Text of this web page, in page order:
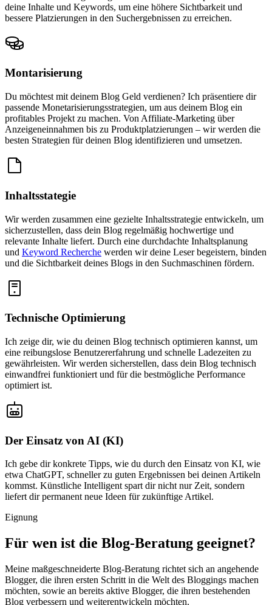
deine Inhalte und Keywords, um eine höhere Sichtbarkeit und
bessere Platzierungen in den Suchergebnissen zu erreichen.
Montarisierung
Du möchtest mit deinem Blog Geld verdienen? Ich präsentiere dir
passende Monetarisierungsstrategien, um aus deinem Blog ein
profitables Projekt zu machen. Von Affiliate-Marketing über
Anzeigeneinnahmen bis zu Produktplatzierungen – wir werden die
besten Strategien für deinen Blog identifizieren und umsetzen.
Inhaltsstategie
Wir werden zusammen eine gezielte Inhaltsstrategie entwickeln, um
sicherzustellen, dass dein Blog regelmäßig hochwertige und
relevante Inhalte liefert. Durch eine durchdachte Inhaltsplanung
und Keyword Recherche werden wir deine Leser begeistern, binden
und die Sichtbarkeit deines Blogs in den Suchmaschinen fördern.
Technische Optimierung
Ich zeige dir, wie du deinen Blog technisch optimieren kannst, um
eine reibungslose Benutzererfahrung und schnelle Ladezeiten zu
gewährleisten. Wir werden sicherstellen, dass dein Blog technisch
einwandfrei funktioniert und für die bestmögliche Performance
optimiert ist.
Der Einsatz von AI (KI)
Ich gebe dir konkrete Tipps, wie du durch den Einsatz von KI, wie
etwa ChatGPT, schneller zu guten Ergebnissen bei deinen Artikeln
kommst. Künstliche Intelligent spart dir nicht nur Zeit, sondern
liefert dir permanent neue Ideen für zukünftige Artikel.
Eignung
Für wen ist die Blog-Beratung geeignet?
Meine maßgeschneiderte Blog-Beratung richtet sich an angehende
Blogger, die ihren ersten Schritt in die Welt des Bloggings machen
möchten, sowie an bereits aktive Blogger, die ihren bestehenden
Blog verbessern und weiterentwickeln möchten.